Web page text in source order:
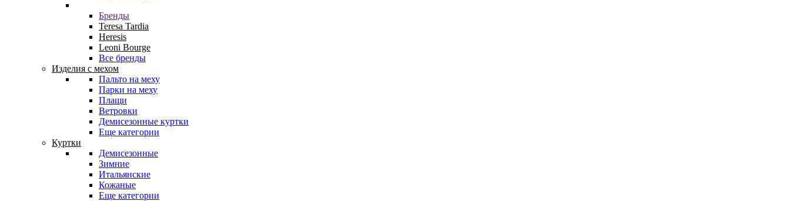
Бренды
Teresa Tardia
Heresis
Leoni Bourge
Все бренды
Изделия с мехом
Пальто на меху
Парки на меху
Плащи
Ветровки
Демисезонные куртки
Еще категории
Куртки
Демисезонные
Зимние
Итальянские
Кожаные
Еще категории